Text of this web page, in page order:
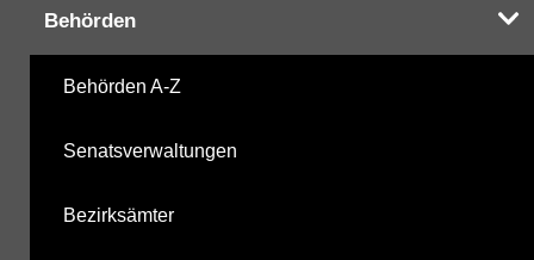
Behörden
Behörden A-Z
Senatsverwaltungen
Bezirksämter